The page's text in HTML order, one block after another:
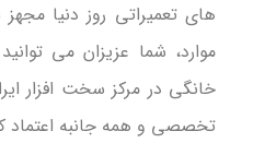
های تعمیراتی روز دنیا
موارد، شما عزیزان می
خانگی در مرکز سخت افزار
تخصصی و همه جانبه اعتماد